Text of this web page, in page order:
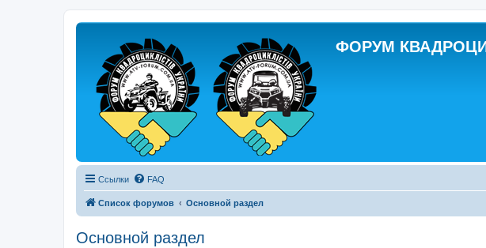
ФОРУМ
Ссылки FAQ
Список форумов Основной раздел
Основной раздел